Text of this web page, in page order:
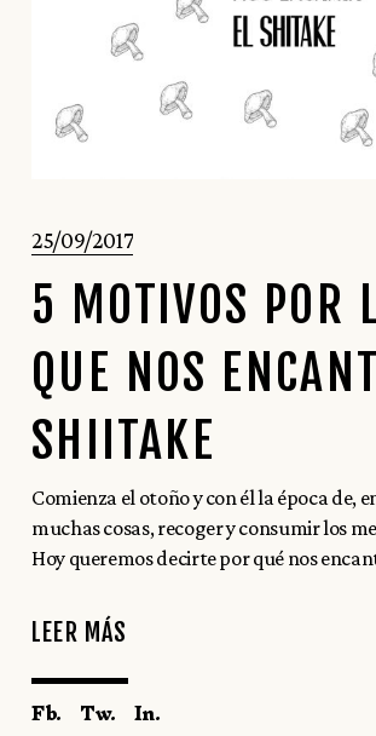
25/09/2017
5 MOTIVOS POR
QUE NOS
SHIITAKE
Comienza el otoño y con él la época de,
muchas cosas, recoger y consumir los
Hoy queremos decirte por qué nos
LEER MÁS
Fb. Tw. In.